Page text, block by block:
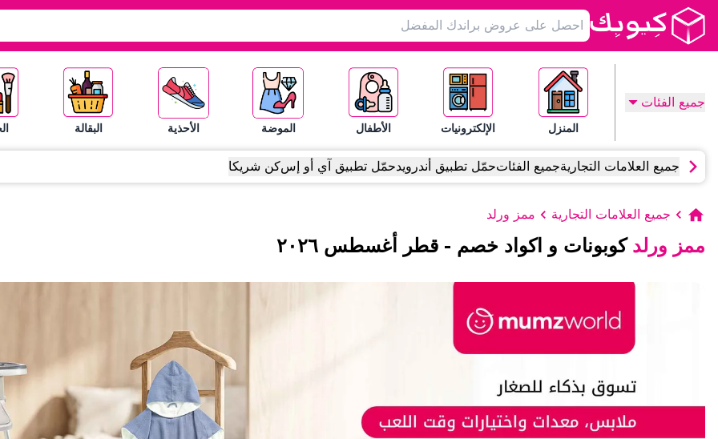
جميع الفئات
المنزل الإلكترونيات الأطفال الموضة الأحذية البقالة
جميع العلامات التجاريةجميع الفئاتحمّل تطبيق أندرويدحمّل تطبيق آي أو إسكن شريكا
جميع العلامات التجارية ممز ورلد
ممز ورلد كوبونات و اكواد خصم - قطر أغسطس ٢٠٢٦